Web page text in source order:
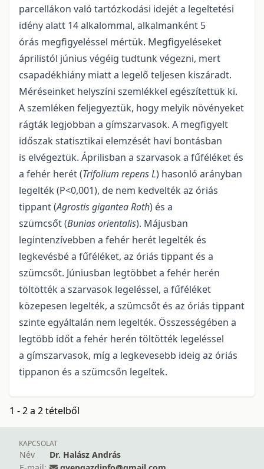
parcellákon való tartózkodási idejét a legeltetési
idény alatt 14 alkalommal, alkalmanként 5
órás megfigyeléssel mértük. Megfigyeléseket
áprilistól június végéig tudtunk végezni, mert
csapadékhiány miatt a legelő teljesen kiszáradt.
Méréseinket helyszíni szemlékkel egészítettük ki.
A szemléken feljegyeztük, hogy melyik növényeket
rágták legjobban a gímszarvasok. A megfigyelt
időszak statisztikai elemzését havi bontásban
is elvégeztük. Áprilisban a szarvasok a fűféléket és
a fehér herét (Trifolium repens L) hasonló arányban
legelték (P<0,001), de nem kedvelték az óriás
tippant (Agrostis gigantea Roth) és a
szümcsőt (Bunias orientalis). Májusban
legintenzívebben a fehér herét legelték és
legkevésbé a fűféléket, az óriás tippant és a
szümcsőt. Júniusban legtöbbet a fehér herén
töltötték a szarvasok legeléssel, a fűféléket
közepesen legelték, a szümcsőt és az óriás tippant
szinte egyáltalán nem legelték. Összességében a
legtöbb időt a fehér herén töltötték legeléssel
a gímszarvasok, míg a legkevesebb ideig az óriás
tippanon és a szümcsőn legeltek.
1 - 2 a 2 tételből
KAPCSOLAT
Név
Dr. Halász András